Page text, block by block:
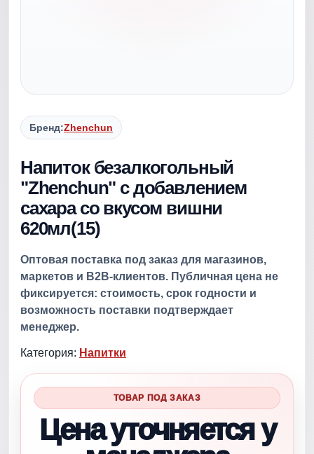
Бренд:Zhenchun
Напиток безалкогольный
"Zhenchun" с добавлением
сахара со вкусом вишни
620мл(15)
Оптовая поставка под заказ для магазинов,
маркетов и B2B-клиентов. Публичная цена не
фиксируется: стоимость, срок годности и
возможность поставки подтверждает
менеджер.
Категория: Напитки
ТОВАР ПОД ЗАКАЗ
Цена уточняется у